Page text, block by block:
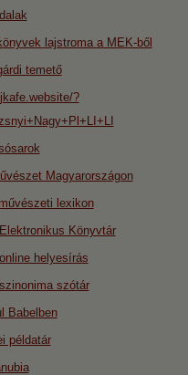
lajstroma a MEK-ből
temető
?
Magyarországon
lexikon
Könyvtár
helyesírás
szótár
Babelben
példatár